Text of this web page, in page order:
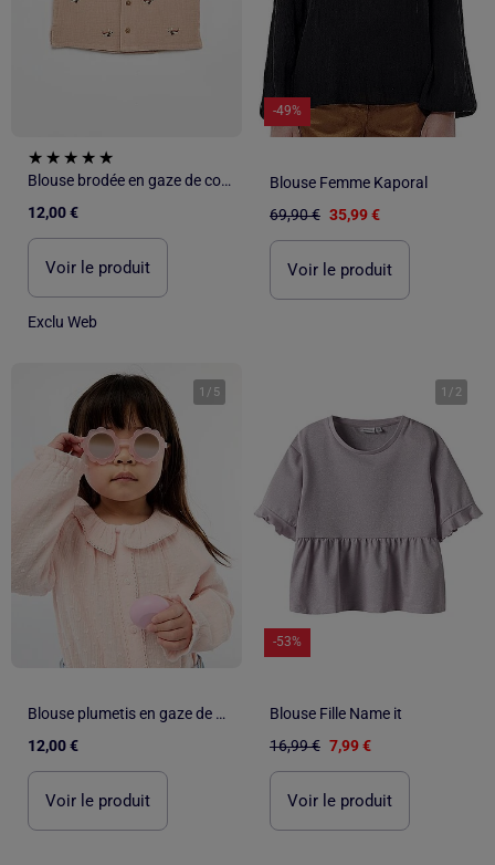
Blouse brodée en gaze de coton
12,00 €
Voir le produit
Exclu Web
-49%
Blouse Femme Kaporal
69,90 € 35,99 €
Voir le produit
1 / 5
Blouse plumetis en gaze de coton
12,00 €
Voir le produit
1 / 2
-53%
Blouse Fille Name it
16,99 € 7,99 €
Voir le produit